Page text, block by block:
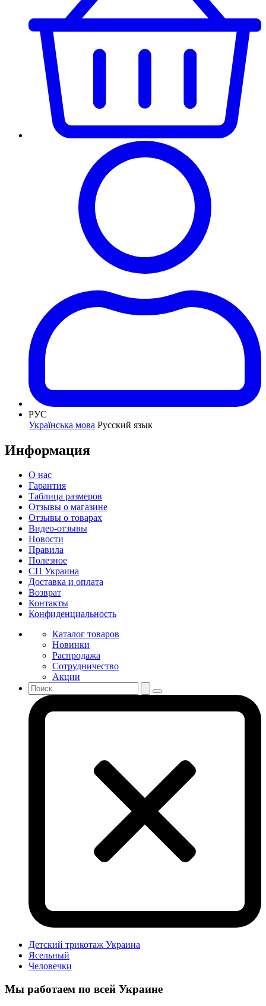
РУС
Українська мова Русский язык
Информация
О нас
Гарантия
Таблица размеров
Отзывы о магазине
Отзывы о товарах
Видео-отзывы
Новости
Правила
Полезное
СП Украина
Доставка и оплата
Возврат
Контакты
Конфиденциальность
Каталог товаров
Новинки
Распродажа
Сотрудничество
Акции
Детский трикотаж Украина
Ясельный
Человечки
Мы работаем по всей Украине